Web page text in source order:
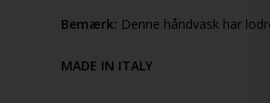
Bemærk: Denne håndvask har
MADE IN ITALY